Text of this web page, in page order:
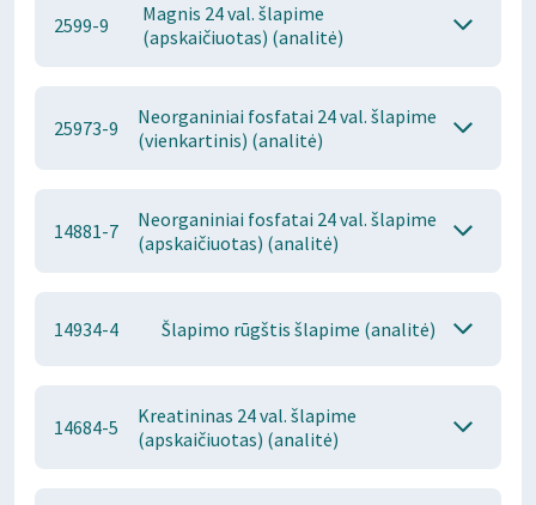
2599-9
Magnis 24 val. šlapime
(apskaičiuotas) (analitė)
25973-9
Neorganiniai fosfatai 24 val. šlapime
(vienkartinis) (analitė)
14881-7
Neorganiniai fosfatai 24 val. šlapime
(apskaičiuotas) (analitė)
14934-4 Šlapimo rūgštis šlapime (analitė)
14684-5
Kreatininas 24 val. šlapime
(apskaičiuotas) (analitė)